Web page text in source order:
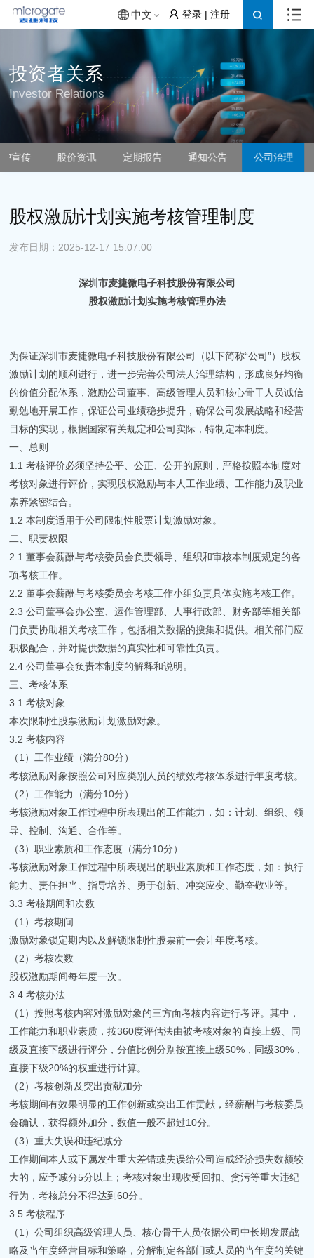
中文 登录| 注册
投资者关系
Investor Relations
宣传 股价资讯 定期报告 通知公告 公司治理
股权激励计划实施考核管理制度
发布日期：2025-12-17 15:07:00
深圳市麦捷微电子科技股份有限公司
股权激励计划实施考核管理办法
为保证深圳市麦捷微电子科技股份有限公司（以下简称“公司”）股权
激励计划的顺利进行，进一步完善公司法人治理结构，形成良好均衡
的价值分配体系，激励公司董事、高级管理人员和核心骨干人员诚信
勤勉地开展工作，保证公司业绩稳步提升，确保公司发展战略和经营
目标的实现，根据国家有关规定和公司实际，特制定本制度。
一、总则
1.1 考核评价必须坚持公平、公正、公开的原则，严格按照本制度对
考核对象进行评价，实现股权激励与本人工作业绩、工作能力及职业
素养紧密结合。
1.2 本制度适用于公司限制性股票计划激励对象。
二、职责权限
2.1 董事会薪酬与考核委员会负责领导、组织和审核本制度规定的各
项考核工作。
2.2 董事会薪酬与考核委员会考核工作小组负责具体实施考核工作。
2.3 公司董事会办公室、运作管理部、人事行政部、财务部等相关部
门负责协助相关考核工作，包括相关数据的搜集和提供。相关部门应
积极配合，并对提供数据的真实性和可靠性负责。
2.4 公司董事会负责本制度的解释和说明。
三、考核体系
3.1 考核对象
本次限制性股票激励计划激励对象。
3.2 考核内容
（1）工作业绩（满分80分）
考核激励对象按照公司对应类别人员的绩效考核体系进行年度考核。
（2）工作能力（满分10分）
考核激励对象工作过程中所表现出的工作能力，如：计划、组织、领
导、控制、沟通、合作等。
（3）职业素质和工作态度（满分10分）
考核激励对象工作过程中所表现出的职业素质和工作态度，如：执行
能力、责任担当、指导培养、勇于创新、冲突应变、勤奋敬业等。
3.3 考核期间和次数
（1）考核期间
激励对象锁定期内以及解锁限制性股票前一会计年度考核。
（2）考核次数
股权激励期间每年度一次。
3.4 考核办法
（1）按照考核内容对激励对象的三方面考核内容进行考评。其中，
工作能力和职业素质，按360度评估法由被考核对象的直接上级、同
级及直接下级进行评分，分值比例分别按直接上级50%，同级30%，
直接下级20%的权重进行计算。
（2）考核创新及突出贡献加分
考核期间有效果明显的工作创新或突出工作贡献，经薪酬与考核委员
会确认，获得额外加分，数值一般不超过10分。
（3）重大失误和违纪减分
工作期间本人或下属发生重大差错或失误给公司造成经济损失数额较
大的，应予减分5分以上；考核对象出现收受回扣、贪污等重大违纪
行为，考核总分不得达到60分。
3.5 考核程序
（1）公司组织高级管理人员、核心骨干人员依据公司中长期发展战
略及当年度经营目标和策略，分解制定各部门或人员的当年度的关键